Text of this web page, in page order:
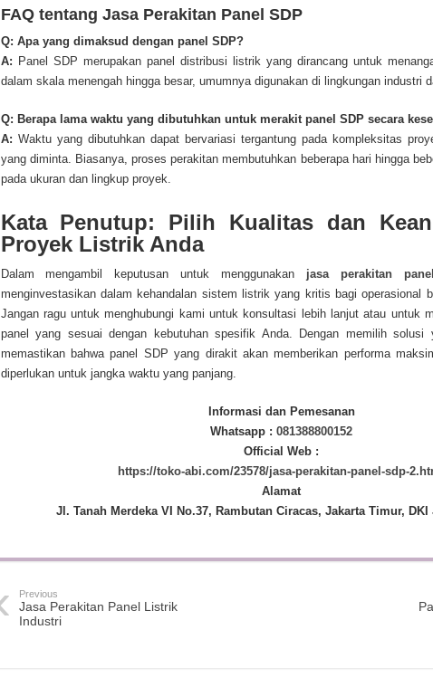
FAQ tentang Jasa Perakitan Panel SDP
Q: Apa yang dimaksud dengan panel SDP?
A: Panel SDP merupakan panel distribusi listrik yang dirancang untuk
dalam skala menengah hingga besar, umumnya digunakan di lingkungan industri
Q: Berapa lama waktu yang dibutuhkan untuk merakit panel SDP secara
A: Waktu yang dibutuhkan dapat bervariasi tergantung pada kompleksitas
yang diminta. Biasanya, proses perakitan membutuhkan beberapa hari hingga
pada ukuran dan lingkup proyek.
Kata Penutup: Pilih Kualitas dan
Proyek Listrik Anda
Dalam mengambil keputusan untuk menggunakan jasa perakitan
menginvestasikan dalam kehandalan sistem listrik yang kritis bagi operasional
Jangan ragu untuk menghubungi kami untuk konsultasi lebih lanjut atau untuk
panel yang sesuai dengan kebutuhan spesifik Anda. Dengan memilih solusi
memastikan bahwa panel SDP yang dirakit akan memberikan performa
diperlukan untuk jangka waktu yang panjang.
Informasi dan Pemesanan
Whatsapp : 081388800152
Official Web :
https://toko-abi.com/23578/jasa-perakitan-panel-sdp-
Alamat
Jl. Tanah Merdeka VI No.37, Rambutan Ciracas, Jakarta Timur, DKI
Previous
Jasa Perakitan Panel Listrik
Industri